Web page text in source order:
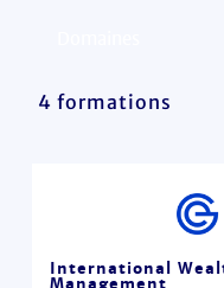
4 formations
International
Management